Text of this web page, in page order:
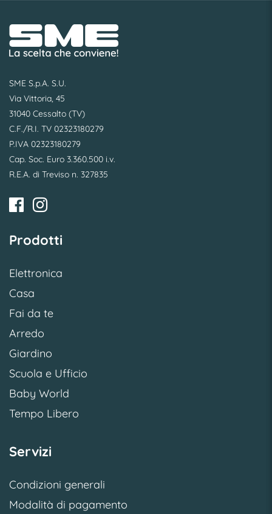
SME S.p.A. S.U.
Via Vittoria, 45
31040 Cessalto (TV)
C.F./R.I. TV 02323180279
P.IVA 02323180279
Cap. Soc. Euro 3.360.500 i.v.
R.E.A. di Treviso n. 327835
Prodotti
Elettronica
Casa
Fai da te
Arredo
Giardino
Scuola e Ufficio
Baby World
Tempo Libero
Servizi
Condizioni generali
Modalità di pagamento